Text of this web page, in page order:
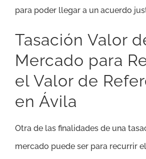
para poder llegar a un acuerdo
Tasación Valor
Mercado para
el Valor de
en Ávila
Otra de las finalidades de una
mercado puede ser para recurrir